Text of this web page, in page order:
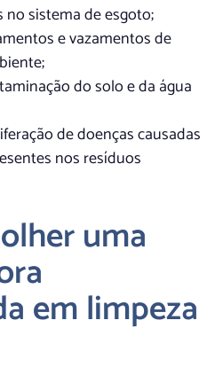
sistema de esgoto;
e vazamentos de
do solo e da água
de doenças causadas
nos resíduos
uma
em limpeza